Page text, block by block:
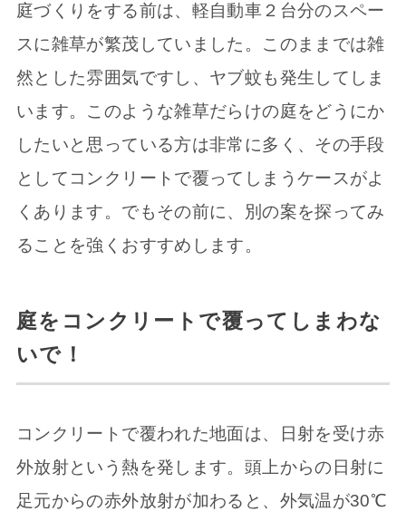
庭づくりをする前は、軽自動車２台分のスペー
スに雑草が繁茂していました。このままでは雑
然とした雰囲気ですし、ヤブ蚊も発生してしま
います。このような雑草だらけの庭をどうにか
したいと思っている方は非常に多く、その手段
としてコンクリートで覆ってしまうケースがよ
くあります。でもその前に、別の案を探ってみ
ることを強くおすすめします。
庭をコンクリートで覆ってしまわな
いで！
コンクリートで覆われた地面は、日射を受け赤
外放射という熱を発します。頭上からの日射に
足元からの赤外放射が加わると、外気温が30℃